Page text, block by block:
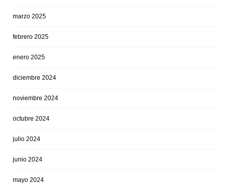
marzo 2025
febrero 2025
enero 2025
diciembre 2024
noviembre 2024
octubre 2024
julio 2024
junio 2024
mayo 2024